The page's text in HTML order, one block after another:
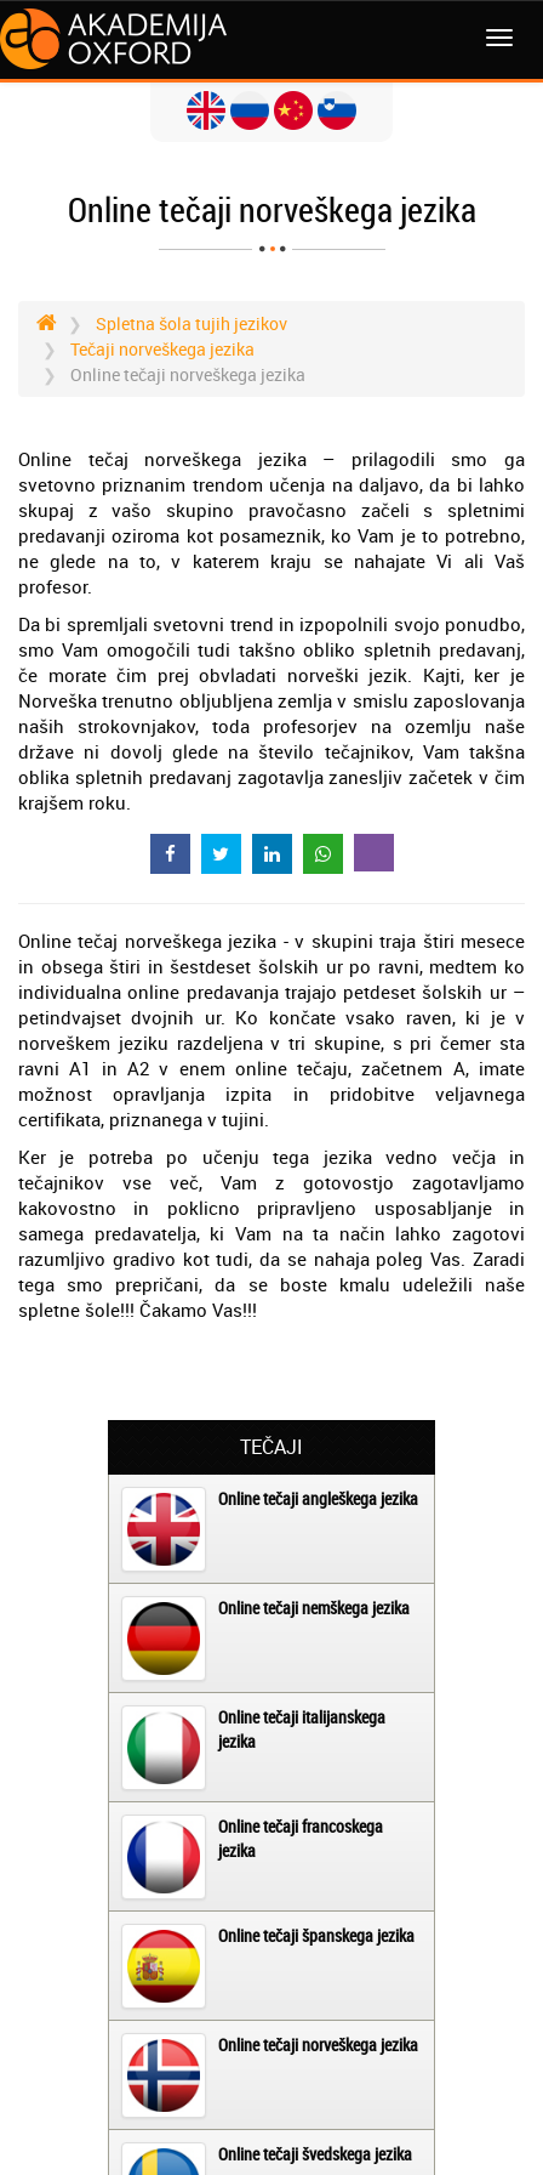
MENI
Online tečaji norveškega jezika
Spletna šola tujih jezikov
Tečaji norveškega jezika
Online tečaji norveškega jezika
Online tečaj norveškega jezika – prilagodili smo ga
svetovno priznanim trendom učenja na daljavo, da bi lahko
skupaj z vašo skupino pravočasno začeli s spletnimi
predavanji oziroma kot posameznik, ko Vam je to potrebno,
ne glede na to, v katerem kraju se nahajate Vi ali Vaš
profesor.
Da bi spremljali svetovni trend in izpopolnili svojo ponudbo,
smo Vam omogočili tudi takšno obliko spletnih predavanj,
če morate čim prej obvladati norveški jezik. Kajti, ker je
Norveška trenutno obljubljena zemlja v smislu zaposlovanja
naših strokovnjakov, toda profesorjev na ozemlju naše
države ni dovolj glede na število tečajnikov, Vam takšna
oblika spletnih predavanj zagotavlja zanesljiv začetek v čim
krajšem roku.
Online tečaj norveškega jezika - v skupini traja štiri mesece
in obsega štiri in šestdeset šolskih ur po ravni, medtem ko
individualna online predavanja trajajo petdeset šolskih ur –
petindvajset dvojnih ur. Ko končate vsako raven, ki je v
norveškem jeziku razdeljena v tri skupine, s pri čemer sta
ravni A1 in A2 v enem online tečaju, začetnem A, imate
možnost opravljanja izpita in pridobitve veljavnega
certifikata, priznanega v tujini.
Ker je potreba po učenju tega jezika vedno večja in
tečajnikov vse več, Vam z gotovostjo zagotavljamo
kakovostno in poklicno pripravljeno usposabljanje in
samega predavatelja, ki Vam na ta način lahko zagotovi
razumljivo gradivo kot tudi, da se nahaja poleg Vas. Zaradi
tega smo prepričani, da se boste kmalu udeležili naše
spletne šole!!! Čakamo Vas!!!
TEČAJI
Online tečaji angleškega jezika
Online tečaji nemškega jezika
Online tečaji italijanskega
jezika
Online tečaji francoskega
jezika
Online tečaji španskega jezika
Online tečaji norveškega jezika
Online tečaji švedskega jezika